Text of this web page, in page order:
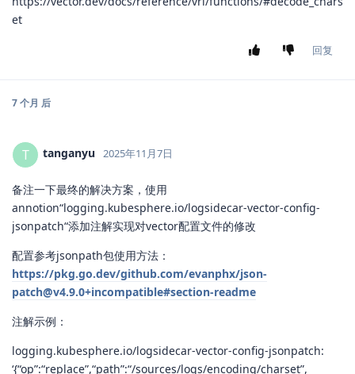
et
回复
7 个月 后
T tanganyu 2025年11月7日
备注一下最终的解决方案，使用
annotion“logging.kubesphere.io/logsidecar-vector-config-
jsonpatch“添加注解实现对vector配置文件的修改
配置参考jsonpath包使用方法：
https://pkg.go.dev/github.com/evanphx/json-
patch@v4.9.0+incompatible#section-readme
注解示例：
logging.kubesphere.io/logsidecar-vector-config-jsonpatch:
‘{“op”:“replace”,“path”:“/sources/logs/encoding/charset”,